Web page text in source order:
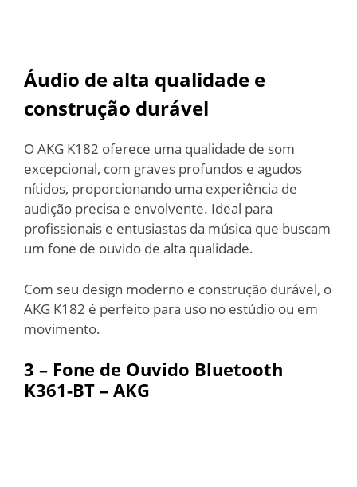
Áudio de alta qualidade e
construção durável
O AKG K182 oferece uma qualidade de som
excepcional, com graves profundos e agudos
nítidos, proporcionando uma experiência de
audição precisa e envolvente. Ideal para
profissionais e entusiastas da música que buscam
um fone de ouvido de alta qualidade.
Com seu design moderno e construção durável, o
AKG K182 é perfeito para uso no estúdio ou em
movimento.
3 – Fone de Ouvido Bluetooth
K361-BT – AKG